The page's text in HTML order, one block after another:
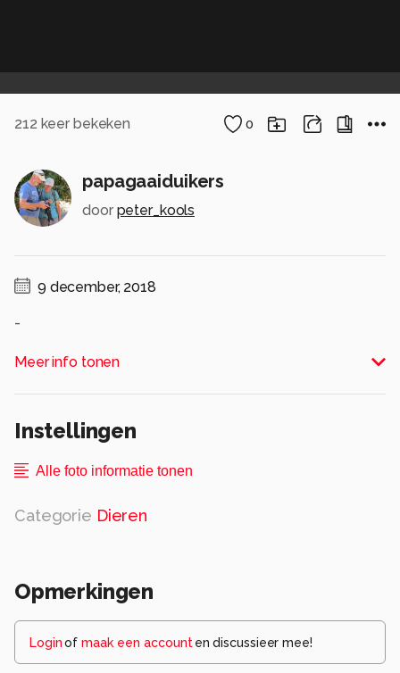
212 keer bekeken 0
papagaaiduikers
door peter_kools
9 december, 2018
-
Alle rechten voorbehouden
Meer info tonen
Instellingen
Alle foto informatie tonen
Categorie Dieren
Opmerkingen
Loginof maak een account en discussieer mee!